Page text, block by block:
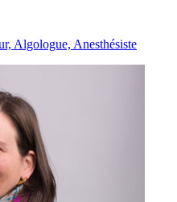
Algologue, Anesthésiste